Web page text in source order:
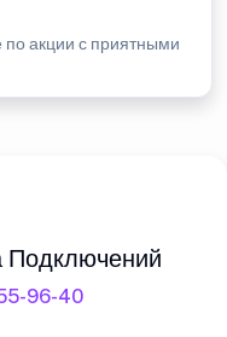
по акции с приятными
Подключений
96-40